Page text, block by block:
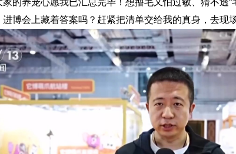
公示
家的养宠心愿我已汇总完毕！想撸毛又怕过敏、猜不透
博会上藏着答案吗？赶紧把清单交给我的真身，去现场